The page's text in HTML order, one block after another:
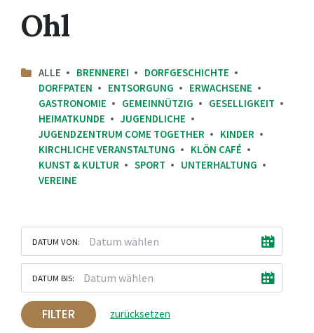
Ohl
ALLE BRENNEREI
DORFGESCHICHTE
DORFPATEN
ENTSORGUNG
ERWACHSENE
GASTRONOMIE
GEMEINNÜTZIG
GESELLIGKEIT
HEIMATKUNDE
JUGENDLICHE
JUGENDZENTRUM COME TOGETHER
KINDER
KIRCHLICHE VERANSTALTUNG
KLÖN CAFÉ
KUNST & KULTUR
SPORT
UNTERHALTUNG
VEREINE
DATUM VON:
DATUM BIS:
FILTER zurücksetzen